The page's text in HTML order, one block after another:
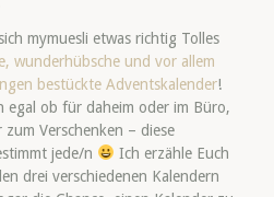
mymuesli etwas richtig Tolles
wunderhübsche und vor allem
bestückte Adventskalender!
egal ob für daheim oder im Büro,
Verschenken – diese
jede/n
Ich erzähle Euch
drei verschiedenen Kalendern